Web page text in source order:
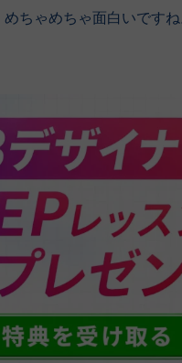
ちゃめちゃ面白いですね